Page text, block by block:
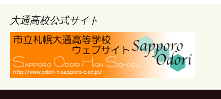
ブ
大通高校公式サイト